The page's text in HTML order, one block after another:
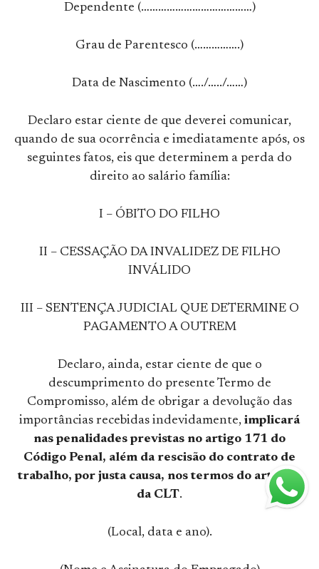
Dependente (…………………………………)
Grau de Parentesco (…………….)
Data de Nascimento (…./…../……)
Declaro estar ciente de que deverei comunicar,
quando de sua ocorrência e imediatamente após, os
seguintes fatos, eis que determinem a perda do
direito ao salário família:
I – ÓBITO DO FILHO
II – CESSAÇÃO DA INVALIDEZ DE FILHO
INVÁLIDO
III – SENTENÇA JUDICIAL QUE DETERMINE O
PAGAMENTO A OUTREM
Declaro, ainda, estar ciente de que o
descumprimento do presente Termo de
Compromisso, além de obrigar a devolução das
importâncias recebidas indevidamente, implicará
nas penalidades previstas no artigo 171 do
Código Penal, além da rescisão do contrato de
trabalho, por justa causa, nos termos do art. 482
da CLT.
(Local, data e ano).